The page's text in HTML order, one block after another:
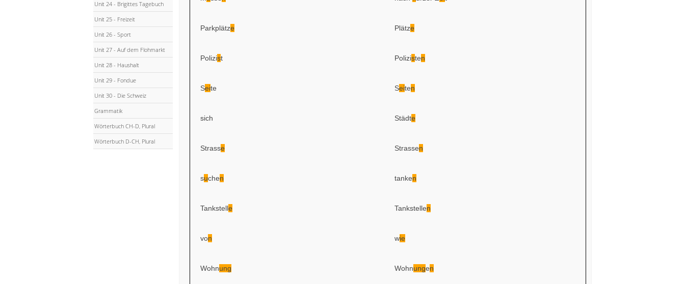
Unit 24 - Brigittes Tagebuch
Unit 25 - Freizeit
Unit 26 - Sport
Unit 27 - Auf dem Flohmarkt
Unit 28 - Haushalt
Unit 29 - Fondue
Unit 30 - Die Schweiz
Grammatik
Wörterbuch CH-D, Plural
Wörterbuch D-CH, Plural
Parkplätze Plätze
Polizist Polizisten
Seite Seiten
sich Städte
Strasse Strassen
suchen tanken
Tankstelle Tankstellen
von wie
Wohnung Wohnungen